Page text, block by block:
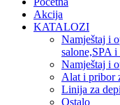
Akcija
KATALOZI
Namještaj i
salone,SPA i
Namještaj i
Alat i pribor
Linija za
Ostalo